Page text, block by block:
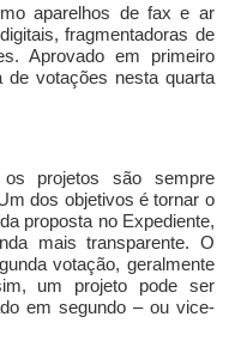
aparelhos de fax e ar
fragmentadoras de
Aprovado em primeiro
de votações nesta quarta
projetos são sempre
dos objetivos é tornar o
proposta no Expediente,
mais transparente. O
votação, geralmente
um projeto pode ser
em segundo – ou vice-